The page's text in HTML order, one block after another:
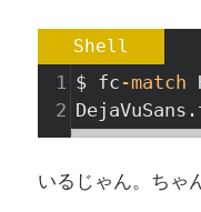
Shell
1 $ fc -match
2
いるじゃん。ちゃ